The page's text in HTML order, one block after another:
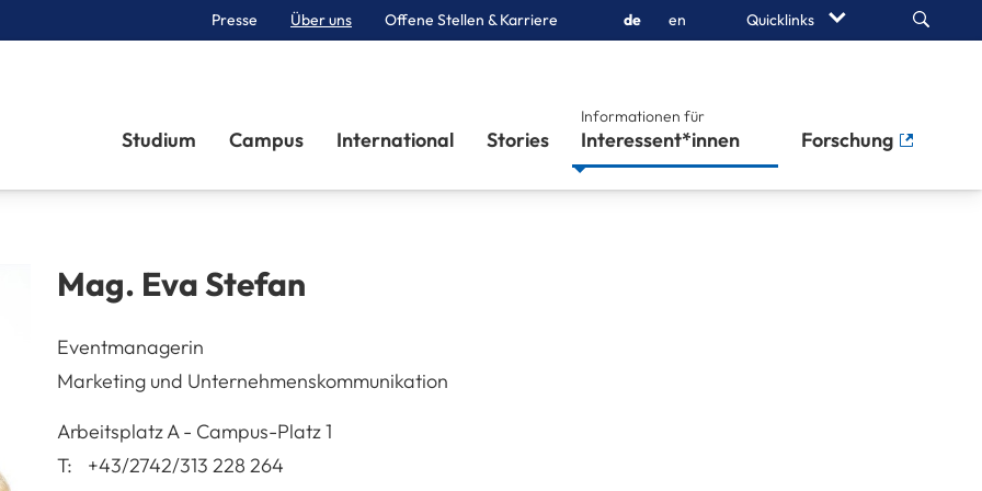
Presse Über uns Offene Stellen & Karriere de en Quicklinks Search
Studium Campus International Stories
Informationen für
Interessent*innen Forschung
Mag. EvaStefan
Eventmanagerin
Marketing und Unternehmenskommunikation
ArbeitsplatzA - Campus-Platz 1A-3100
St. Pölten
T:
+43/2742/313 228 264